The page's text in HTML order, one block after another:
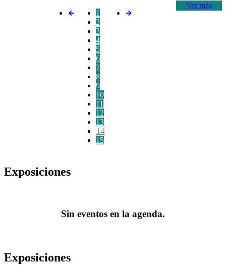
Ver más
1
2
3
4
5
6
7
8
9
10
11
12
13
14
15
Exposiciones
Sin eventos en la agenda.
Exposiciones